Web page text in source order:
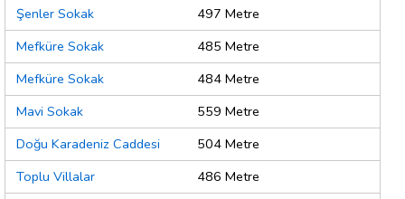
Şenler Sokak
497 Metre
Mefküre Sokak
485 Metre
Mefküre Sokak
484 Metre
Mavi Sokak
559 Metre
Doğu Karadeniz Caddesi
504 Metre
Toplu Villalar
486 Metre